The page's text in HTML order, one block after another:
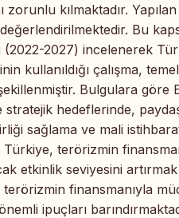
kılmaktadır.
Bu
2027) incelenerek
kullanıldığı çalışma,
Bulgulara göre
stratejik hedeflerinde,
sağlama ve mali
Türkiye, terörizmin
etkinlik seviyesini
finansmanıyla
ipuçları